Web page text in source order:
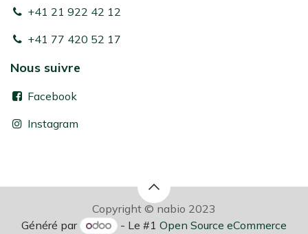
+41 21 922 42 12
+41 77 420 52 17
Nous suivre
Facebook
Instagram
Copyright © nabio 2023
Généré par
- Le #1 Open Source eCommerce